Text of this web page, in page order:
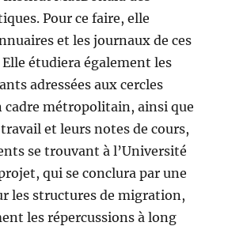
Pour ce faire, elle
et les journaux de ces
étudiera également les
adressées aux cercles
cadre métropolitain, ainsi que
et leurs notes de cours,
se trouvant à l’Université
qui se conclura par une
les structures de migration,
les répercussions à long